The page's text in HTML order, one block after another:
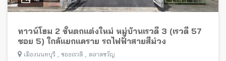
ทาวน์โฮม 2 ชั้นตกแต่งใหม่ หมู่บ้านเรวดี 3 (เรวดี 57
ซอย 5) ใกล้แยกแคราย รถไฟฟ้าสายสีม่วง
เมืองนนทบุรี ซอยเรวดี ตลาดขวัญ